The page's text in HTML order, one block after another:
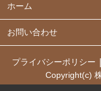
ホーム
お問い合わせ
プライバシーポリシー
Copyright(c)